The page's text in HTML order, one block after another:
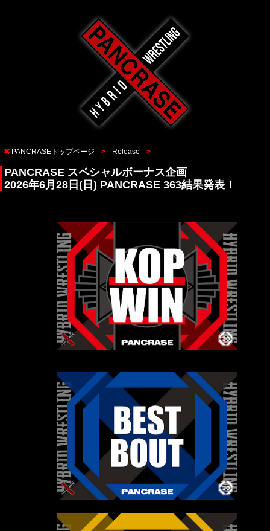
PANCRASEトップページ Release
PANCRASE スペシャルボーナス企画
2026年6月28日(日) PANCRASE 363結果発表！